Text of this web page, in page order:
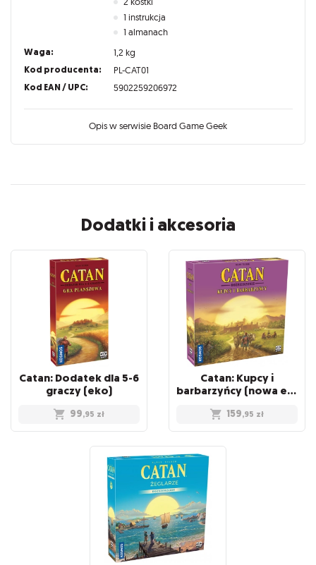
1 instrukcja
1 almanach
Waga: 1,2 kg
Kod producenta: PL-CAT01
Kod EAN / UPC: 5902259206972
Opis w serwisie Board Game Geek
Dodatki i akcesoria
Catan: Dodatek dla 5-6
graczy (eko)
99,95 zł
Catan: Kupcy i
barbarzyńcy (nowa edycja eko)
159,95 zł